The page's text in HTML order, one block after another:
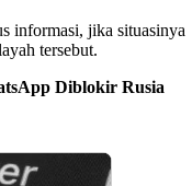
informasi, jika situasinya
tersebut.
Diblokir Rusia